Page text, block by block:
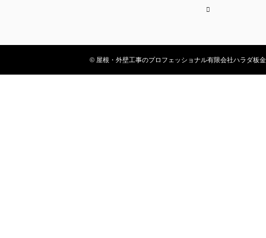
© 屋根・外壁工事のプロフェッショナル有限会社ハラダ板